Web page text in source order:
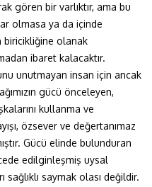
gören bir varlıktır, ama bu
olmasa ya da içinde
biricikliğine olanak
ibaret kalacaktır.
unutmayan insan için ancak
gücü önceleyen,
kullanma ve
özsever ve değertanımaz
Gücü elinde bulunduran
edilginleşmiş uysal
saymak olası değildir.